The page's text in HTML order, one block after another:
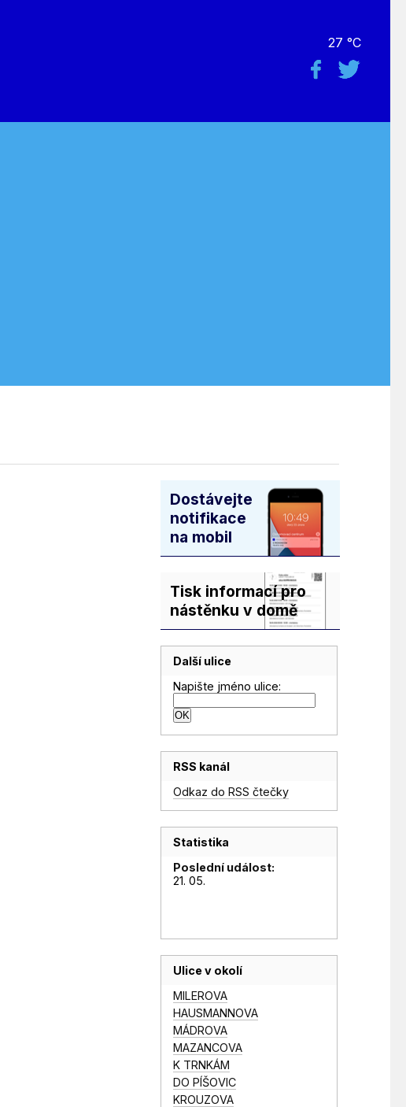
27 °C
Dostávejte
notifikace
na mobil
Tisk informací pro
nástěnku v domě
Další ulice
Napište jméno ulice:
RSS kanál
Odkaz do RSS čtečky
Statistika
Poslední událost:
21. 05.
Ulice v okolí
MILEROVA
HAUSMANNOVA
MÁDROVA
MAZANCOVA
K TRNKÁM
DO PÍŠOVIC
KROUZOVA